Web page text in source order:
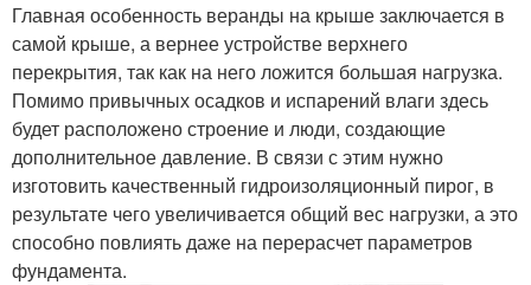
Главная особенность веранды на крыше заключается в
самой крыше, а вернее устройстве верхнего
перекрытия, так как на него ложится большая нагрузка.
Помимо привычных осадков и испарений влаги здесь
будет расположено строение и люди, создающие
дополнительное давление. В связи с этим нужно
изготовить качественный гидроизоляционный пирог, в
результате чего увеличивается общий вес нагрузки, а это
способно повлиять даже на перерасчет параметров
фундамента.